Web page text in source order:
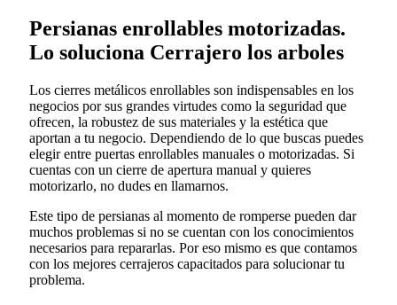
Persianas enrollables motorizadas.
Lo soluciona Cerrajero los arboles
Los cierres metálicos enrollables son indispensables en los
negocios por sus grandes virtudes como la seguridad que
ofrecen, la robustez de sus materiales y la estética que
aportan a tu negocio. Dependiendo de lo que buscas puedes
elegir entre puertas enrollables manuales o motorizadas. Si
cuentas con un cierre de apertura manual y quieres
motorizarlo, no dudes en llamarnos.
Este tipo de persianas al momento de romperse pueden dar
muchos problemas si no se cuentan con los conocimientos
necesarios para repararlas. Por eso mismo es que contamos
con los mejores cerrajeros capacitados para solucionar tu
problema.